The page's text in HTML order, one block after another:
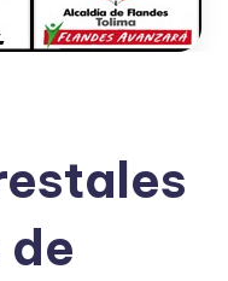
de